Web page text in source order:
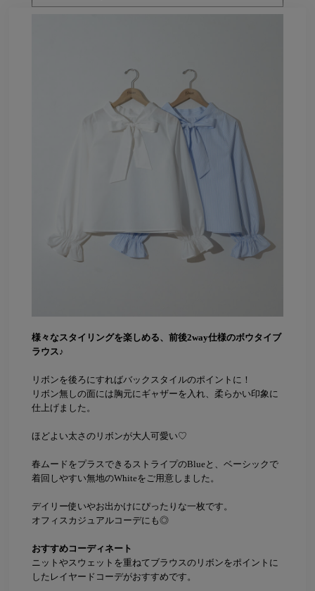
様々なスタイリングを楽しめる、前後2way仕様のボウタイブ
ラウス♪
リボンを後ろにすればバックスタイルのポイントに！
リボン無しの面には胸元にギャザーを入れ、柔らかい印象に
仕上げました。
ほどよい太さのリボンが大人可愛い♡
春ムードをプラスできるストライプのBlueと、ベーシックで
着回しやすい無地のWhiteをご用意しました。
デイリー使いやお出かけにぴったりな一枚です。
オフィスカジュアルコーデにも◎
おすすめコーディネート
ニットやスウェットを重ねてブラウスのリボンをポイントに
したレイヤードコーデがおすすめです。